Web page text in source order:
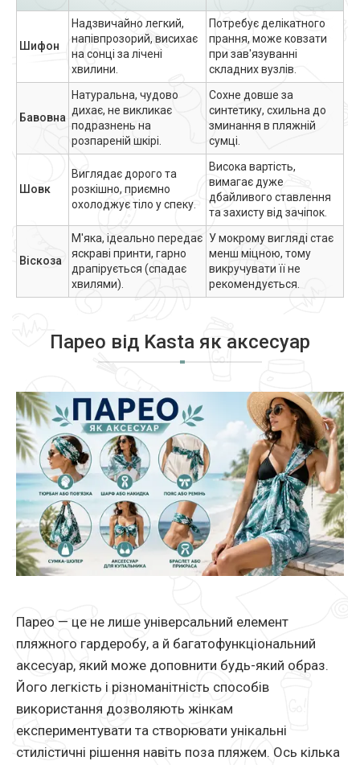
Шифон
Надзвичайно легкий,
напівпрозорий, висихає
на сонці за лічені
хвилини.
Потребує делікатного
прання, може ковзати
при зав'язуванні
складних вузлів.
Бавовна
Натуральна, чудово
дихає, не викликає
подразнень на
розпареній шкірі.
Сохне довше за
синтетику, схильна до
зминання в пляжній
сумці.
Шовк
Виглядає дорого та
розкішно, приємно
охолоджує тіло у спеку.
Висока вартість,
вимагає дуже
дбайливого ставлення
та захисту від зачіпок.
Віскоза
М'яка, ідеально передає
яскраві принти, гарно
драпірується (спадає
хвилями).
У мокрому вигляді стає
менш міцною, тому
викручувати її не
рекомендується.
Парео від Kasta як аксесуар
Парео — це не лише універсальний елемент
пляжного гардеробу, а й багатофункціональний
аксесуар, який може доповнити будь-який образ.
Його легкість і різноманітність способів
використання дозволяють жінкам
експериментувати та створювати унікальні
стилістичні рішення навіть поза пляжем. Ось кілька